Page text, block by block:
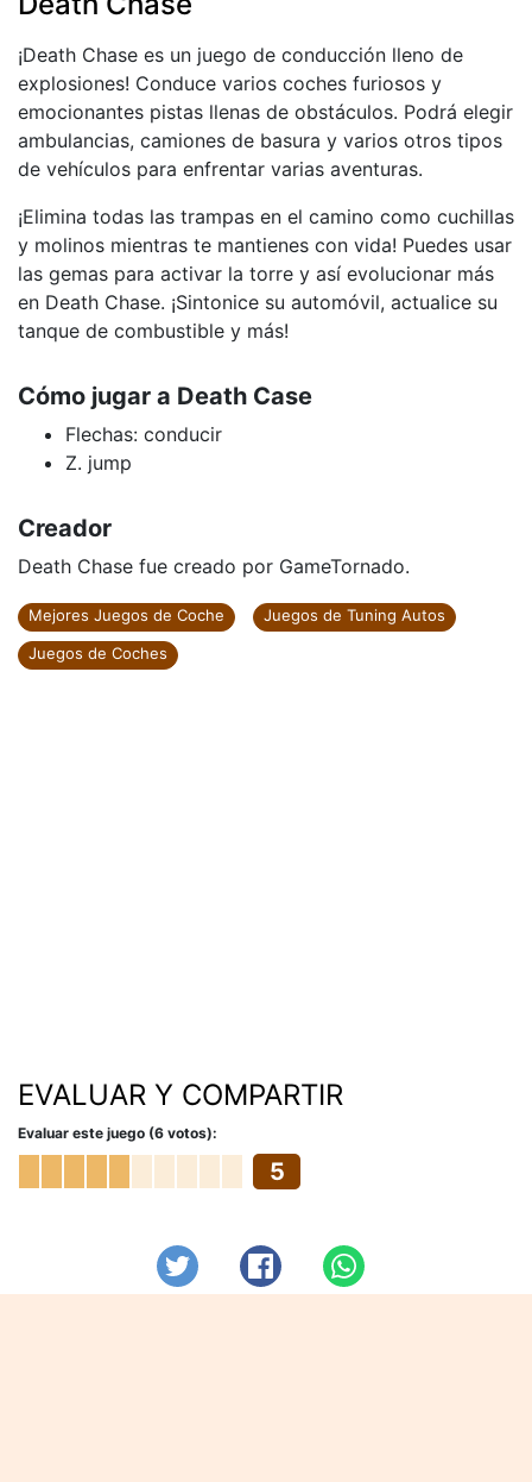
¡Death Chase es un juego de conducción lleno de
explosiones! Conduce varios coches furiosos y
emocionantes pistas llenas de obstáculos. Podrá elegir
ambulancias, camiones de basura y varios otros tipos
de vehículos para enfrentar varias aventuras.
¡Elimina todas las trampas en el camino como cuchillas
y molinos mientras te mantienes con vida! Puedes usar
las gemas para activar la torre y así evolucionar más
en Death Chase. ¡Sintonice su automóvil, actualice su
tanque de combustible y más!
Cómo jugar a Death Case
Flechas: conducir
Z. jump
Creador
Death Chase fue creado por GameTornado.
Mejores Juegos de Coche
Juegos de Tuning Autos
Juegos de Coches
EVALUAR Y COMPARTIR
Evaluar este juego (6 votos):
5